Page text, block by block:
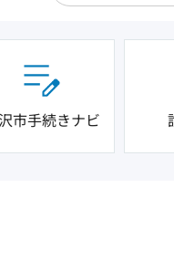
市手続きナビ